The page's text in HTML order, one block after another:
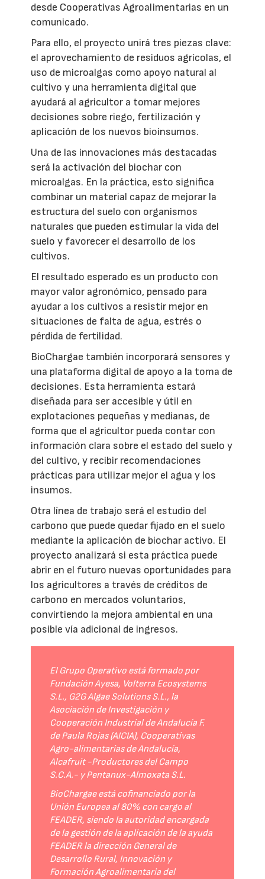
desde Cooperativas Agroalimentarias en un
comunicado.
Para ello, el proyecto unirá tres piezas clave:
el aprovechamiento de residuos agrícolas, el
uso de microalgas como apoyo natural al
cultivo y una herramienta digital que
ayudará al agricultor a tomar mejores
decisiones sobre riego, fertilización y
aplicación de los nuevos bioinsumos.
Una de las innovaciones más destacadas
será la activación del biochar con
microalgas. En la práctica, esto significa
combinar un material capaz de mejorar la
estructura del suelo con organismos
naturales que pueden estimular la vida del
suelo y favorecer el desarrollo de los
cultivos.
El resultado esperado es un producto con
mayor valor agronómico, pensado para
ayudar a los cultivos a resistir mejor en
situaciones de falta de agua, estrés o
pérdida de fertilidad.
BioChargae también incorporará sensores y
una plataforma digital de apoyo a la toma de
decisiones. Esta herramienta estará
diseñada para ser accesible y útil en
explotaciones pequeñas y medianas, de
forma que el agricultor pueda contar con
información clara sobre el estado del suelo y
del cultivo, y recibir recomendaciones
prácticas para utilizar mejor el agua y los
insumos.
Otra línea de trabajo será el estudio del
carbono que puede quedar fijado en el suelo
mediante la aplicación de biochar activo. El
proyecto analizará si esta práctica puede
abrir en el futuro nuevas oportunidades para
los agricultores a través de créditos de
carbono en mercados voluntarios,
convirtiendo la mejora ambiental en una
posible vía adicional de ingresos.
El Grupo Operativo está formado por
Fundación Ayesa, Volterra Ecosystems
S.L., G2G Algae Solutions S.L., la
Asociación de Investigación y
Cooperación Industrial de Andalucía F.
de Paula Rojas (AICIA), Cooperativas
Agro-alimentarias de Andalucía,
Alcafruit -Productores del Campo
S.C.A.- y Pentanux-Almoxata S.L.
BioChargae está cofinanciado por la
Unión Europea al 80% con cargo al
FEADER, siendo la autoridad encargada
de la gestión de la aplicación de la ayuda
FEADER la dirección General de
Desarrollo Rural, Innovación y
Formación Agroalimentaria del